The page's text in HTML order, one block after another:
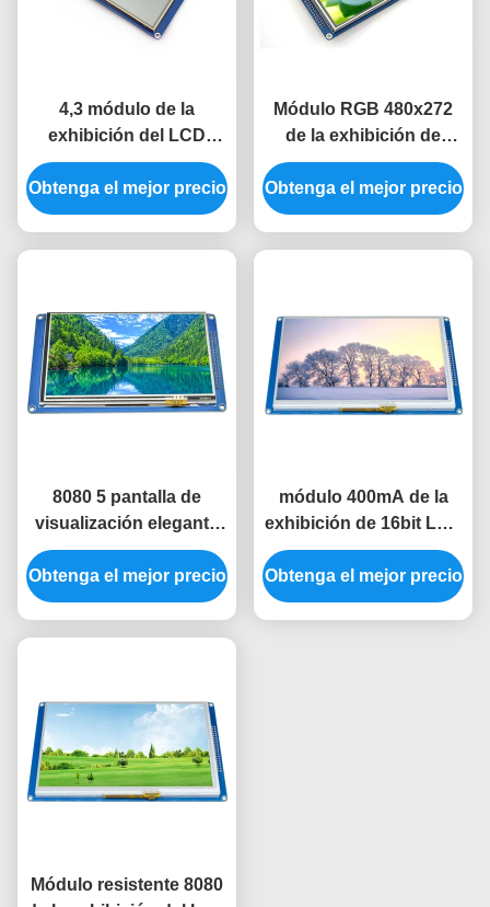
4,3 módulo de la
exhibición del LCD
color de la exhibición
SSD1963 del módulo
480x272 Tft Lcd de la
Obtenga el mejor precio
Módulo RGB 480x272
de la exhibición de
SSD1963 LCD módulo
de Tft Lcd de 4,3
pulgadas con tacto
Obtenga el mejor precio
8080 5 pantalla de
visualización elegante
del módulo de la
exhibición del módulo
800x480 SSD1963 TFT
Obtenga el mejor precio
módulo 400mA de la
exhibición de 16bit LCD
pantalla de
visualización elegante
del módulo de Tft Lcd
Obtenga el mejor precio
Módulo resistente 8080